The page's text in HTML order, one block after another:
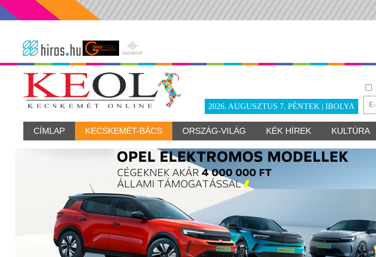
2026. AUGUSZTUS 7. PÉNTEK | IBOLYA
CÍMLAP KECSKEMÉT-BÁCS ORSZÁG-VILÁG KÉK HÍREK KULTÚRA